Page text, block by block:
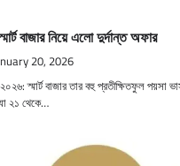
বাজার নিয়ে এলো দুর্দান্ত অফার
20, 2026
স্মার্ট বাজার তার বহু প্রতীক্ষিতফুল পয়সা
২১ থেকে…